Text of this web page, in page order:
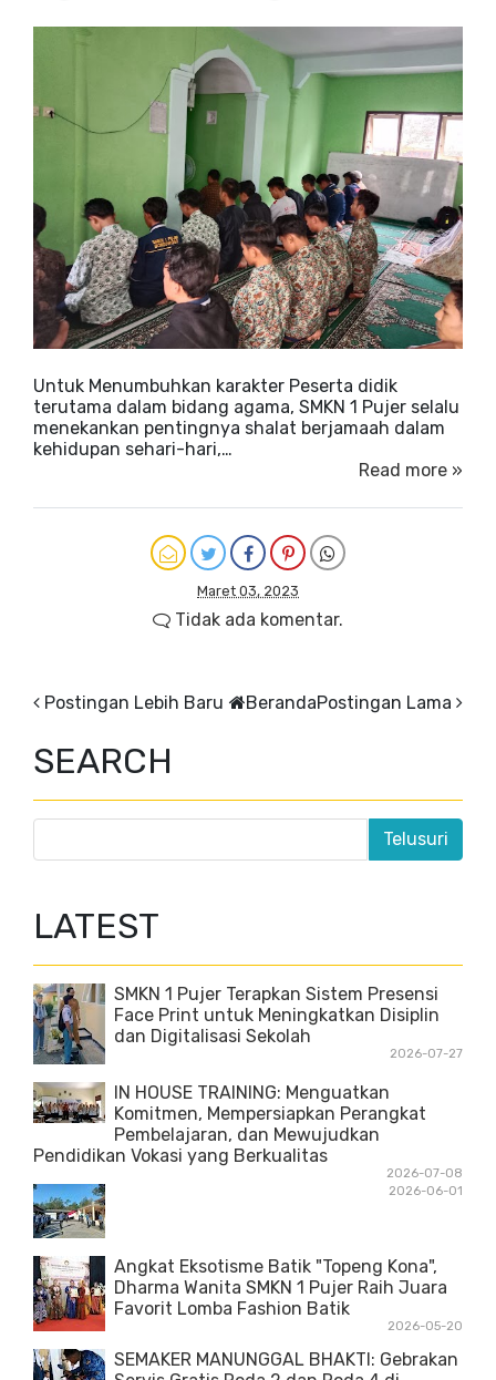
Untuk Menumbuhkan karakter Peserta didik
terutama dalam bidang agama, SMKN 1 Pujer selalu
menekankan pentingnya shalat berjamaah dalam
kehidupan sehari-hari,…
Read more »
Maret 03, 2023
Tidak ada komentar.
Postingan Lebih Baru Postingan Lama
Beranda
SEARCH
LATEST
SMKN 1 Pujer Terapkan Sistem Presensi
Face Print untuk Meningkatkan Disiplin
dan Digitalisasi Sekolah
2026-07-27
IN HOUSE TRAINING: Menguatkan
Komitmen, Mempersiapkan Perangkat
Pembelajaran, dan Mewujudkan
Pendidikan Vokasi yang Berkualitas
2026-07-08
2026-06-01
Angkat Eksotisme Batik "Topeng Kona",
Dharma Wanita SMKN 1 Pujer Raih Juara
Favorit Lomba Fashion Batik
2026-05-20
SEMAKER MANUNGGAL BHAKTI: Gebrakan